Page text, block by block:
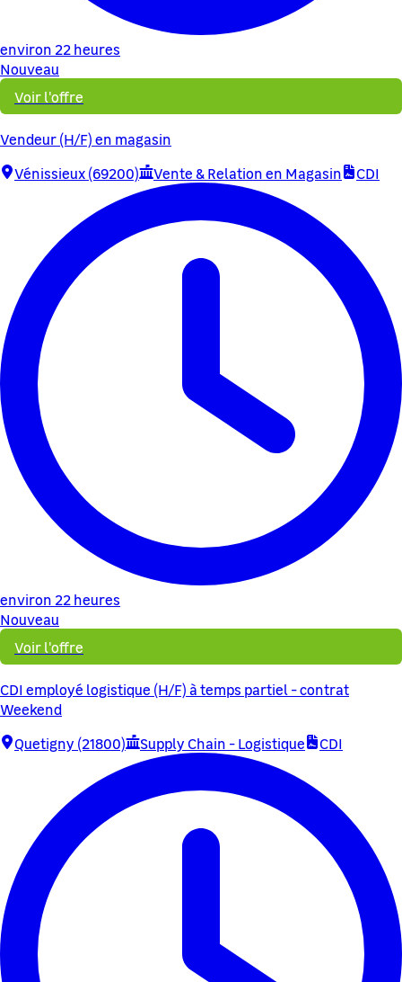
environ 22 heures
Nouveau
Voir l'offre
Vendeur (H/F) en magasin
Vénissieux (69200)
Vente & Relation en Magasin CDI
environ 22 heures
Nouveau
Voir l'offre
CDI employé logistique (H/F) à temps partiel - contrat
Weekend
Quetigny (21800)
Supply Chain - Logistique CDI